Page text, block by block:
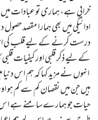
خرابی ہے، ہماری تو عبادات
ادائیگی میں بھی ہمارا مقصد
درست کرنے کے لیے قلب کی
کے لیے ذکر قلبی اور کیفیات
انہوں نے مزید کہا کہ ہم اس
ہیں جن میں نقصان کم سے کم ہو اور
حیات جو ہمارے سامنے ہے اس